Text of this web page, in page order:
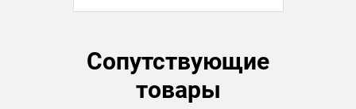
Сопутствующие
товары